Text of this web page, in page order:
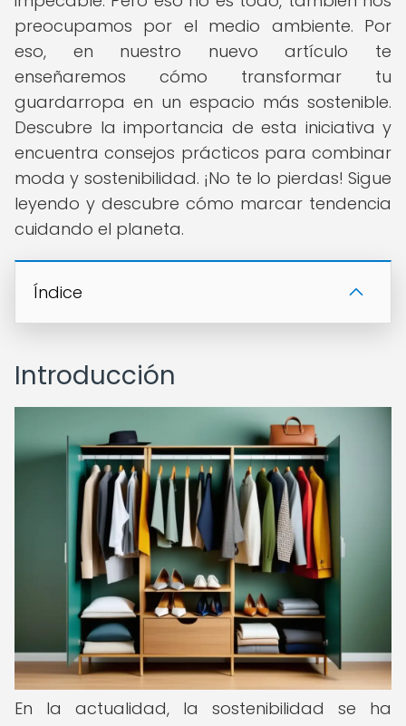
preocupamos por el medio ambiente. Por
eso, en nuestro nuevo artículo te
enseñaremos cómo transformar tu
guardarropa en un espacio más sostenible.
Descubre la importancia de esta iniciativa y
encuentra consejos prácticos para combinar
moda y sostenibilidad. ¡No te lo pierdas! Sigue
leyendo y descubre cómo marcar tendencia
cuidando el planeta.
Índice
Introducción
En la actualidad, la sostenibilidad se ha